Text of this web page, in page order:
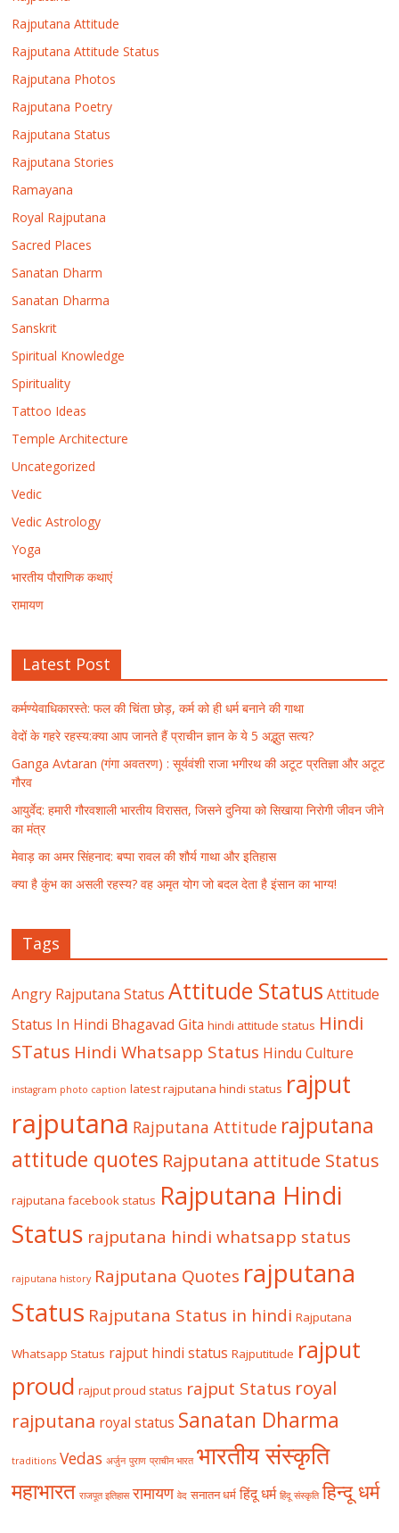
Rajputana Attitude
Rajputana Attitude Status
Rajputana Photos
Rajputana Poetry
Rajputana Status
Rajputana Stories
Ramayana
Royal Rajputana
Sacred Places
Sanatan Dharm
Sanatan Dharma
Sanskrit
Spiritual Knowledge
Spirituality
Tattoo Ideas
Temple Architecture
Uncategorized
Vedic
Vedic Astrology
Yoga
भारतीय पौराणिक कथाएं
रामायण
Latest Post
कर्मण्येवाधिकारस्ते: फल की चिंता छोड़, कर्म को ही धर्म बनाने की गाथा
वेदों के गहरे रहस्य:क्या आप जानते हैं प्राचीन ज्ञान के ये 5 अद्भुत सत्य?
Ganga Avtaran (गंगा अवतरण) : सूर्यवंशी राजा भगीरथ की अटूट प्रतिज्ञा और अटूट
गौरव
आयुर्वेद: हमारी गौरवशाली भारतीय विरासत, जिसने दुनिया को सिखाया निरोगी जीवन जीने
का मंत्र
मेवाड़ का अमर सिंहनाद: बप्पा रावल की शौर्य गाथा और इतिहास
क्या है कुंभ का असली रहस्य? वह अमृत योग जो बदल देता है इंसान का भाग्य!
Tags
Angry Rajputana Status Attitude Status Attitude
Status In Hindi Bhagavad Gita hindi attitude status Hindi
STatus Hindi Whatsapp Status Hindu Culture
instagram photo caption latest rajputana hindi status rajput
rajputana Rajputana Attitude rajputana
attitude quotes Rajputana attitude Status
rajputana facebook status Rajputana Hindi
Status rajputana hindi whatsapp status
rajputana history Rajputana Quotes rajputana
Status Rajputana Status in hindi Rajputana
Whatsapp Status rajput hindi status Rajputitude rajput
proud rajput proud status rajput Status royal
rajputana royal status Sanatan Dharma
traditions Vedas अर्जुन पुराण प्राचीन भारत भारतीय संस्कृति
महाभारत राजपूत इतिहास रामायण वेद सनातन धर्म हिंदू धर्म हिंदू संस्कृति हिन्दू धर्म